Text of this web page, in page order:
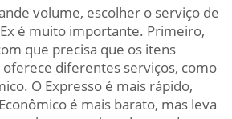
volume, escolher o serviço de
é muito importante. Primeiro,
que precisa que os itens
oferece diferentes serviços, como
O Expresso é mais rápido,
é mais barato, mas leva